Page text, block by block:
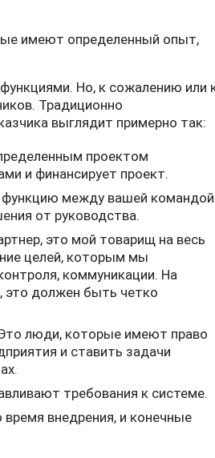
имеют определенный опыт,
Но, к сожалению или
Традиционно
выглядит примерно так:
проектом
и финансирует проект.
функцию между вашей командой
от руководства.
это мой товарищ на весь
целей, которым мы
коммуникации. На
это должен быть четко
люди, которые имеют право
и ставить задачи
требования к системе.
внедрения, и конечные